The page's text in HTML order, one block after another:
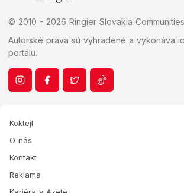
© 2010 - 2026 Ringier Slovakia
Autorské práva sú vyhradené a vykonáva
portálu.
Koktejl
O nás
Kontakt
Reklama